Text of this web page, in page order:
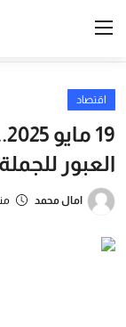
الرئيسية
الخليج
اقتصاد
العبور
امال محمد منذ